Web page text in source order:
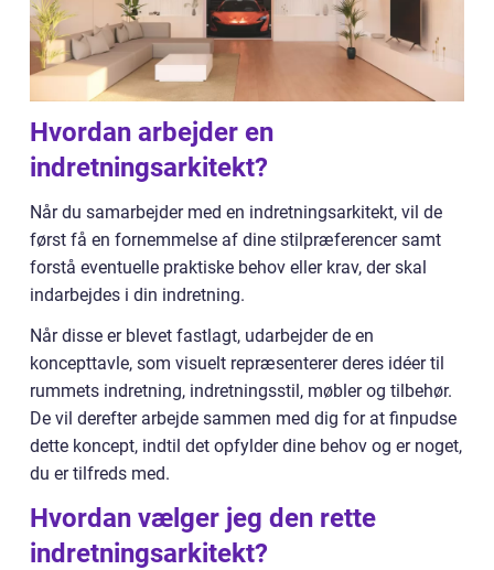
Hvordan arbejder en
indretningsarkitekt?
Når du samarbejder med en indretningsarkitekt, vil de
først få en fornemmelse af dine stilpræferencer samt
forstå eventuelle praktiske behov eller krav, der skal
indarbejdes i din indretning.
Når disse er blevet fastlagt, udarbejder de en
koncepttavle, som visuelt repræsenterer deres idéer til
rummets indretning, indretningsstil, møbler og tilbehør.
De vil derefter arbejde sammen med dig for at finpudse
dette koncept, indtil det opfylder dine behov og er noget,
du er tilfreds med.
Hvordan vælger jeg den rette
indretningsarkitekt?